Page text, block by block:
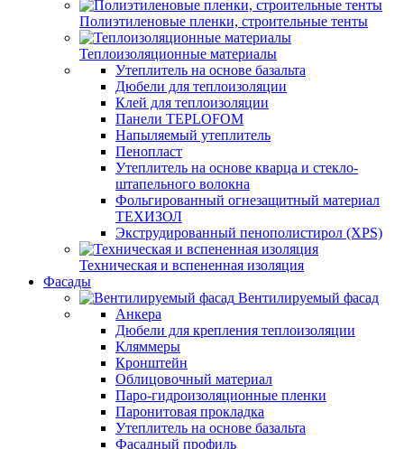
Полиэтиленовые пленки, строительные тенты
Теплоизоляционные материалы
Утеплитель на основе базальта
Дюбели для теплоизоляции
Клей для теплоизоляции
Панели TEPLOFOM
Напыляемый утеплитель
Пенопласт
Утеплитель на основе кварца и стекло-
штапельного волокна
Фольгированный огнезащитный материал
ТЕХИЗОЛ
Экструдированный пенополистирол (XPS)
Техническая и вспененная изоляция
Фасады
Вентилируемый фасад
Анкера
Дюбели для крепления теплоизоляции
Кляммеры
Кронштейн
Облицовочный материал
Паро-гидроизоляционные пленки
Паронитовая прокладка
Утеплитель на основе базальта
Фасадный профиль